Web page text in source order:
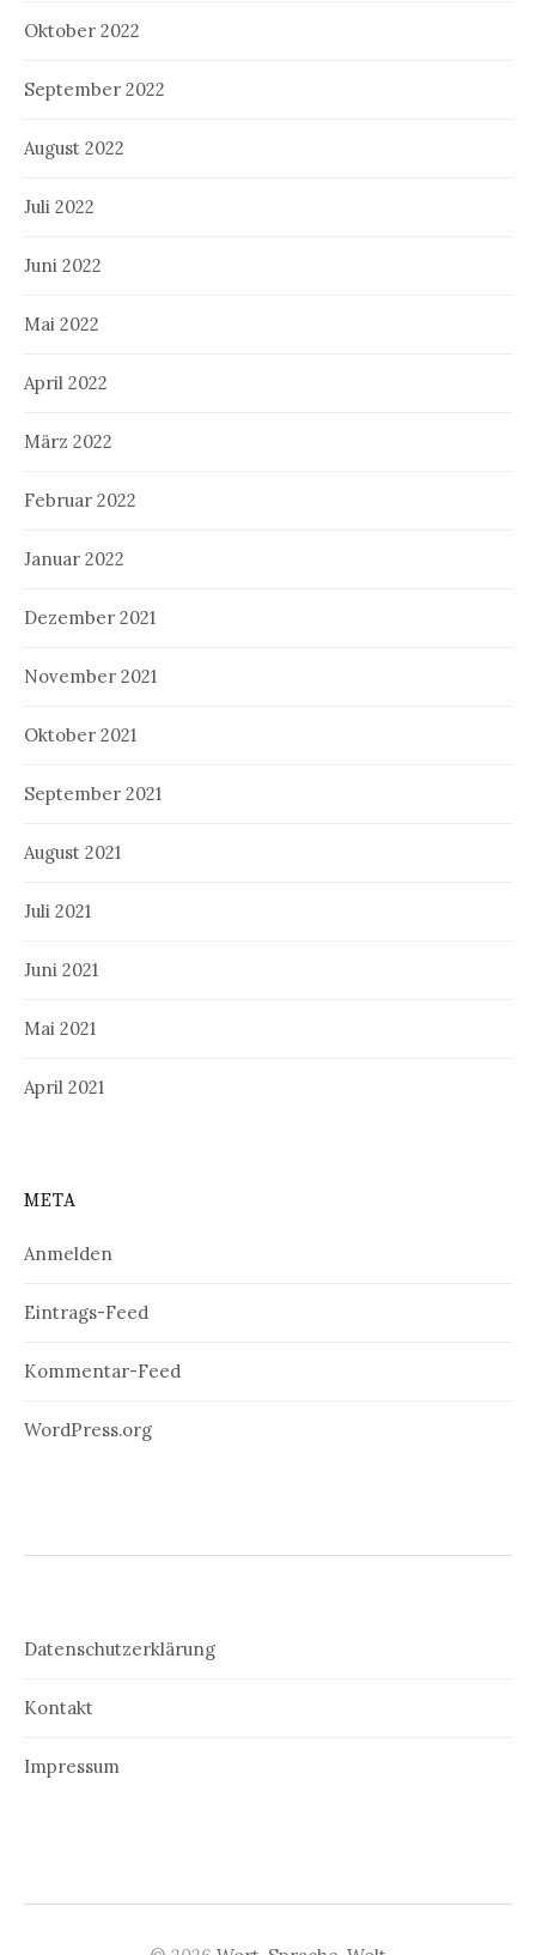
Oktober 2022
September 2022
August 2022
Juli 2022
Juni 2022
Mai 2022
April 2022
März 2022
Februar 2022
Januar 2022
Dezember 2021
November 2021
Oktober 2021
September 2021
August 2021
Juli 2021
Juni 2021
Mai 2021
April 2021
META
Anmelden
Eintrags-Feed
Kommentar-Feed
WordPress.org
Datenschutzerklärung
Kontakt
Impressum